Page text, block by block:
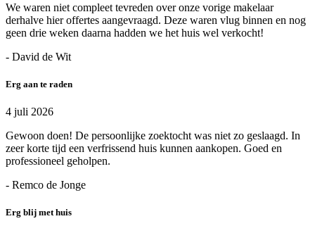
We waren niet compleet tevreden over onze vorige makelaar
derhalve hier offertes aangevraagd. Deze waren vlug binnen en nog
geen drie weken daarna hadden we het huis wel verkocht!
- David de Wit
Erg aan te raden
4 juli 2026
Gewoon doen! De persoonlijke zoektocht was niet zo geslaagd. In
zeer korte tijd een verfrissend huis kunnen aankopen. Goed en
professioneel geholpen.
- Remco de Jonge
Erg blij met huis